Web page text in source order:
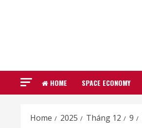
HOME SPACE ECONOMY
Home 2025 Tháng 12 9